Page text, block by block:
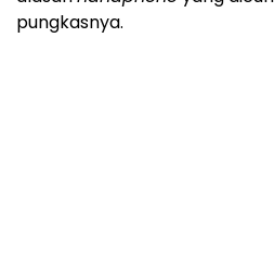
pungkasnya.